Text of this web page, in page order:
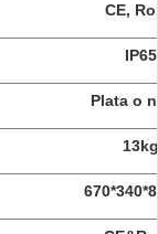
CE,
IP65
Plata o
13kg